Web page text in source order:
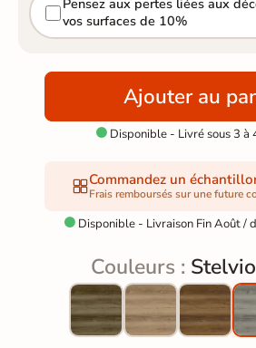
Pensez aux pertes liées aux
vos surfaces de 10%
Ajouter au
Disponible - Livré sous 3 à
Commandez un
Frais remboursés sur une future
 Disponible - Livraison Fin Août /
Couleurs :